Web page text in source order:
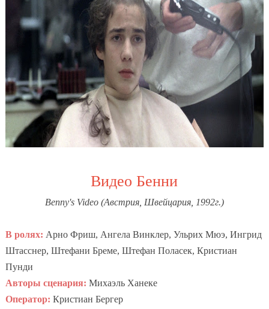
Видео Бенни
Benny's Video (Австрия, Швейцария, 1992г.)
В ролях: Арно Фриш, Ангела Винклер, Ульрих Мюэ, Ингрид
Штасснер, Штефани Бреме, Штефан Поласек, Кристиан
Пунди
Авторы сценария: Михаэль Ханеке
Оператор: Кристиан Бергер